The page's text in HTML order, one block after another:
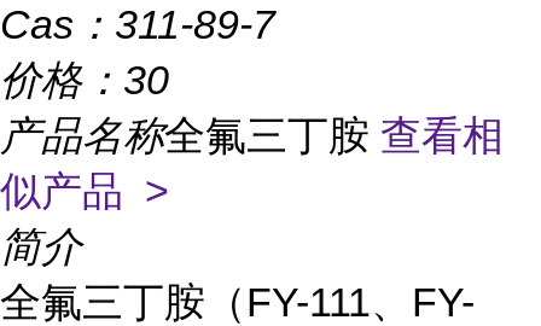
Cas： 311-89-7
价格： 30
产品名称全氟三丁胺 查看相
似产品 >
简介
全氟三丁胺（FY-111、FY-